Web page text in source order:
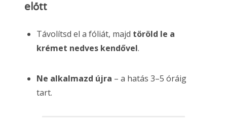
előtt
Távolítsd el a fóliát, majd töröld le a
krémet nedves kendővel.
Ne alkalmazd újra – a hatás 3–5 óráig
tart.